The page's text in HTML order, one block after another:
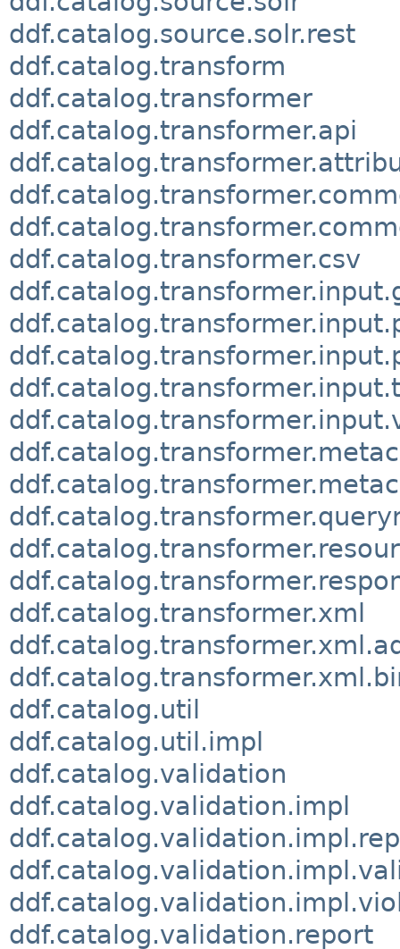
ddf.catalog.source.solr.rest
ddf.catalog.transform
ddf.catalog.transformer
ddf.catalog.transformer.api
ddf.catalog.transformer.csv
ddf.catalog.transformer.xml
ddf.catalog.util
ddf.catalog.util.impl
ddf.catalog.validation
ddf.catalog.validation.impl
ddf.catalog.validation.report